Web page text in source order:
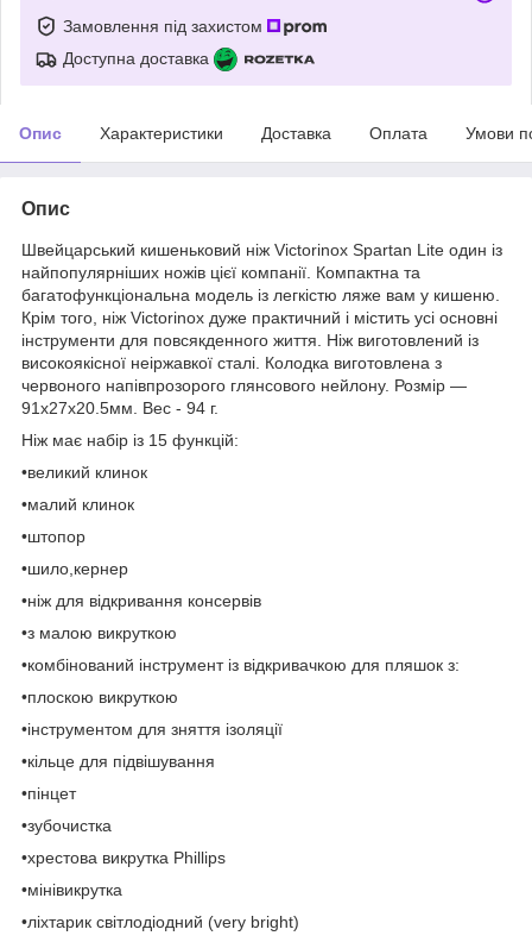
Замовлення під захистом
Доступна доставка
Опис Характеристики Доставка Оплата Умови
Опис
Швейцарський кишеньковий ніж Victorinox Spartan Lite один із
найпопулярніших ножів цієї компанії. Компактна та
багатофункціональна модель із легкістю ляже вам у кишеню.
Крім того, ніж Victorinox дуже практичний і містить усі основні
інструменти для повсякденного життя. Ніж виготовлений із
високоякісної неіржавкої сталі. Колодка виготовлена з
червоного напівпрозорого глянсового нейлону. Розмір —
91x27x20.5мм. Вес - 94 г.
Ніж має набір із 15 функцій:
•великий клинок
•малий клинок
•штопор
•шило,кернер
•ніж для відкривання консервів
•з малою викруткою
•комбінований інструмент із відкривачкою для пляшок з:
•плоскою викруткою
•інструментом для зняття ізоляції
•кільце для підвішування
•пінцет
•зубочистка
•хрестова викрутка Phillips
•мінівикрутка
•ліхтарик світлодіодний (very bright)